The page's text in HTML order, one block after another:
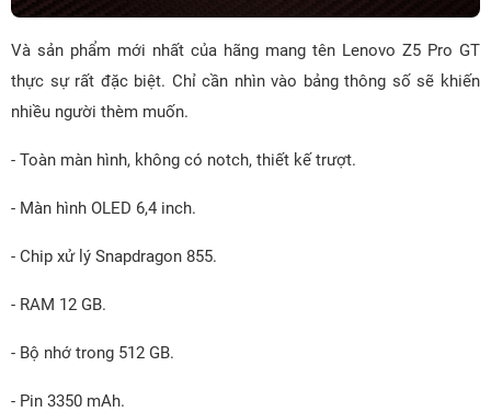
Và sản phẩm mới nhất của hãng mang tên Lenovo Z5 Pro GT
thực sự rất đặc biệt. Chỉ cần nhìn vào bảng thông số sẽ khiến
nhiều người thèm muốn.
- Toàn màn hình, không có notch, thiết kế trượt.
- Màn hình OLED 6,4 inch.
- Chip xử lý Snapdragon 855.
- RAM 12 GB.
- Bộ nhớ trong 512 GB.
- Pin 3350 mAh.